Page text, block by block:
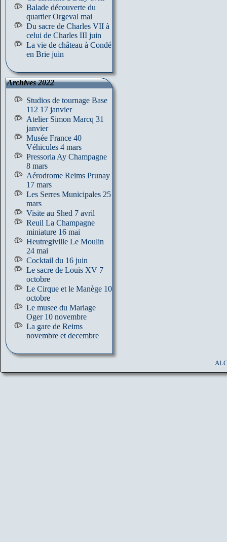
Balade découverte du
quartier Orgeval mai
Du sacre de Charles VII à
celui de Charles III juin
La vie de château à Condé
en Brie juin
Archives 2022
Studios de tournage Base
112 17 janvier
Atelier Simon Marcq 31
janvier
Musée France 40
Véhicules 4 mars
Pressoria Ay Champagne
8 mars
Aérodrome Reims Prunay
17 mars
Les Serres Municipales 25
mars
Visite au Shed 7 avril
Reuil La Champagne
miniature 16 mai
Heutregiville Le Moulin
24 mai
Cocktail du 16 juin
Le sacre de Louis XV 7
octobre
Le Cirque et le Manège 10
octobre
Le musee du Mariage
Oger 10 novembre
La gare de Reims
novembre et decembre